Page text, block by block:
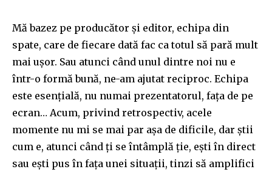
Mă bazez pe producător și editor, echipa din
spate, care de fiecare dată fac ca totul să pară mult
mai ușor. Sau atunci când unul dintre noi nu e
într-o formă bună, ne-am ajutat reciproc. Echipa
este esențială, nu numai prezentatorul, fața de pe
ecran… Acum, privind retrospectiv, acele
momente nu mi se mai par așa de dificile, dar știi
cum e, atunci când ți se întâmplă ție, ești în direct
sau ești pus în fața unei situații, tinzi să amplifici